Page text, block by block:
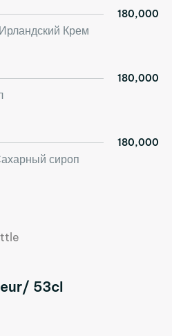
180,000
Крем
180,000
180,000
сироп
53cl